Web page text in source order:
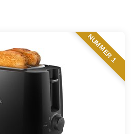
NUMMER 1